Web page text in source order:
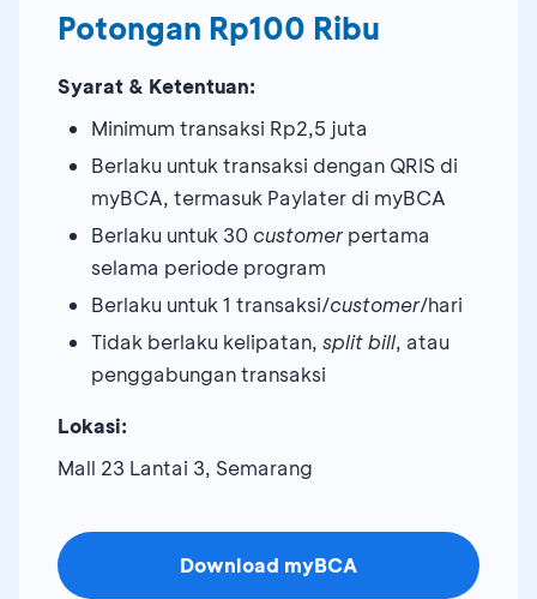
Potongan Rp100 Ribu
Syarat & Ketentuan:
Minimum transaksi Rp2,5 juta
Berlaku untuk transaksi dengan QRIS di
myBCA, termasuk Paylater di myBCA
Berlaku untuk 30 customerpertama
selama periode program
Berlaku untuk 1 transaksi/customer/hari
Tidak berlaku kelipatan, split bill, atau
penggabungan transaksi
Lokasi:
Mall 23 Lantai 3, Semarang
Download myBCA